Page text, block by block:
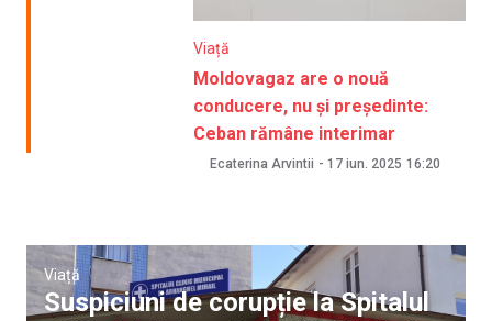
Viață
Moldovagaz are o nouă
conducere, nu și președinte:
Ceban rămâne interimar
Ecaterina Arvintii - 17 iun. 2025 16:20
Viață
Suspiciuni de corupție la Spitalul